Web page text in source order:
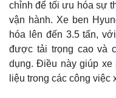
chỉnh để tối ưu hóa sự
vận hành. Xe ben
hóa lên đến 3.5 tấn,
được tải trọng cao và
dụng. Điều này giúp xe
liệu trong các công việc